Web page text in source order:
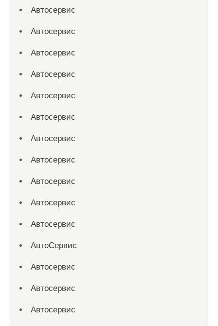
Автосервис
Автосервис
Автосервис
Автосервис
Автосервис
Автосервис
Автосервис
Автосервис
Автосервис
Автосервис
Автосервис
АвтоСервис
Автосервис
Автосервис
Автосервис